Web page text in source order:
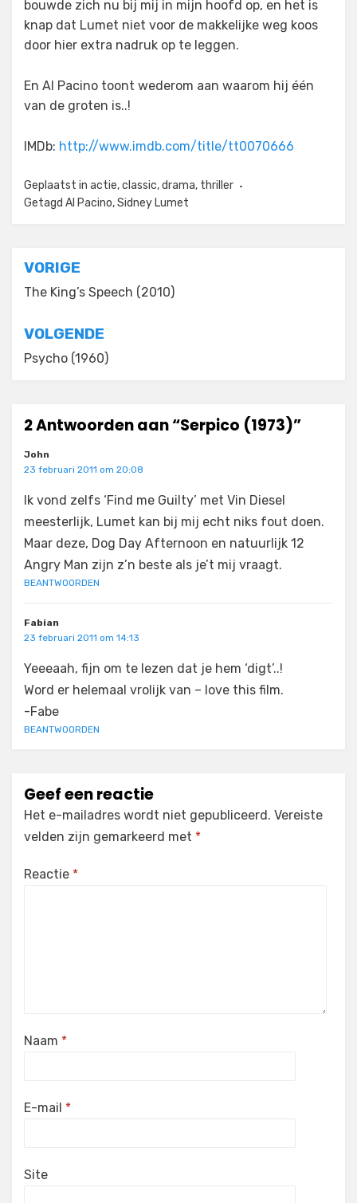
bouwde zich nu bij mij in mijn hoofd op, en het is
knap dat Lumet niet voor de makkelijke weg koos
door hier extra nadruk op te leggen.
En Al Pacino toont wederom aan waarom hij één
van de groten is..!
IMDb: http://www.imdb.com/title/tt0070666
Geplaatst in actie,classic,drama, thriller
Getagd Al Pacino,Sidney Lumet
Bericht
navigatie
VORIGE
The King’s Speech (2010)
VOLGENDE
Psycho (1960)
2 Antwoorden aan “Serpico (1973)”
John
23 februari 2011 om 20:08
Ik vond zelfs ‘Find me Guilty’ met Vin Diesel
meesterlijk, Lumet kan bij mij echt niks fout doen.
Maar deze, Dog Day Afternoon en natuurlijk 12
Angry Man zijn z’n beste als je’t mij vraagt.
BEANTWOORDEN
Fabian
23 februari 2011 om 14:13
Yeeeaah, fijn om te lezen dat je hem ‘digt’..!
Word er helemaal vrolijk van – love this film.
-Fabe
BEANTWOORDEN
Geef een reactie
Het e-mailadres wordt niet gepubliceerd. Vereiste
velden zijn gemarkeerd met *
Reactie *
Naam *
E-mail *
Site